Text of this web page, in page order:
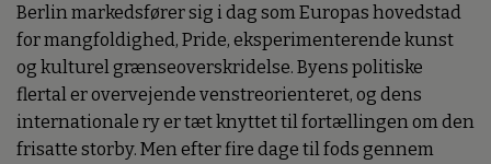
Berlin markedsfører sig i dag som Europas hovedstad
for mangfoldighed, Pride, eksperimenterende kunst
og kulturel grænseoverskridelse. Byens politiske
flertal er overvejende venstreorienteret, og dens
internationale ry er tæt knyttet til fortællingen om den
frisatte storby. Men efter fire dage til fods gennem